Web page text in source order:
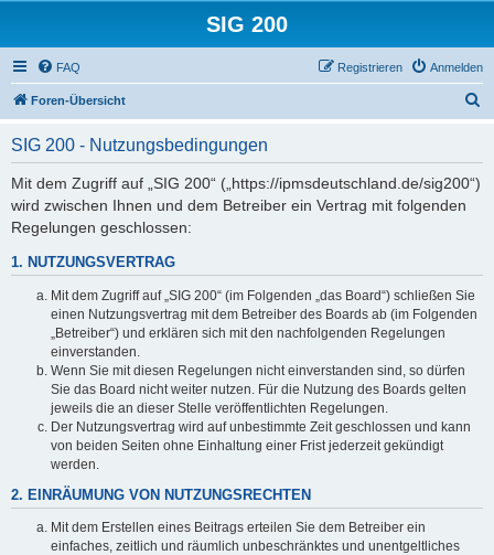
SIG 200
FAQ Anmelden
Registrieren
Foren-Übersicht
SIG 200 - Nutzungsbedingungen
Mit dem Zugriff auf „SIG 200“ („https://ipmsdeutschland.de/sig200“)
wird zwischen Ihnen und dem Betreiber ein Vertrag mit folgenden
Regelungen geschlossen:
1. NUTZUNGSVERTRAG
Mit dem Zugriff auf „SIG 200“ (im Folgenden „das Board“) schließen Sie
einen Nutzungsvertrag mit dem Betreiber des Boards ab (im Folgenden
„Betreiber“) und erklären sich mit den nachfolgenden Regelungen
einverstanden.
Wenn Sie mit diesen Regelungen nicht einverstanden sind, so dürfen
Sie das Board nicht weiter nutzen. Für die Nutzung des Boards gelten
jeweils die an dieser Stelle veröffentlichten Regelungen.
Der Nutzungsvertrag wird auf unbestimmte Zeit geschlossen und kann
von beiden Seiten ohne Einhaltung einer Frist jederzeit gekündigt
werden.
2. EINRÄUMUNG VON NUTZUNGSRECHTEN
Mit dem Erstellen eines Beitrags erteilen Sie dem Betreiber ein
einfaches, zeitlich und räumlich unbeschränktes und unentgeltliches